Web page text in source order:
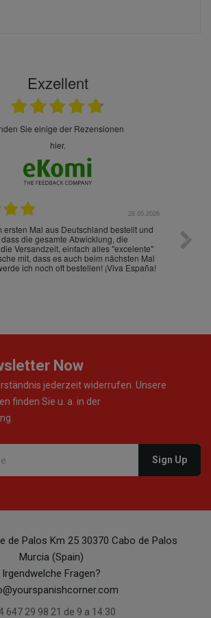
Exzellent
hier.
28.05.2026
ersten Mal aus Deutschland bestellt und
die gesamte Abwicklung, die
Versandzeit, einfach alles "excelente"
mit, dass es auch beim nächsten Mal
ich noch oft bestellen! ¡Viva España!
Die
gut
ist
Now
jederzeit widerrufen. Unsere
finden Sie u. a. in der
de Palos Km 25 30370 Cabo de Palos
Murcia (Spain)
Irgendwelche Fragen?
647 29 98 21 de 9 a 14:30